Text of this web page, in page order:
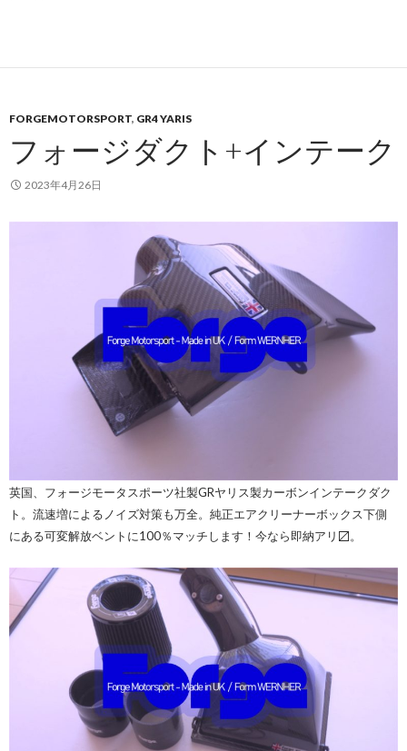
FORGEMOTORSPORT, GR4 YARIS
フォージダクト+インテーク
2023年4月26日
英国、フォージモータスポーツ社製GRヤリス製カーボンインテークダク
ト。流速増によるノイズ対策も万全。純正エアクリーナーボックス下側
にある可変解放ベントに100％マッチします！今なら即納アリ〼。